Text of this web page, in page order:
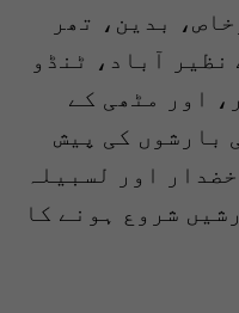
بدین، تھر
نظیر آباد، ٹنڈو
اور مٹھی کے
بارشوں کی پیش
اور لسبیلہ
بارشیں شروع ہونے کا